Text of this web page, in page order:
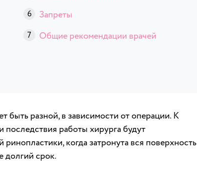
Запреты
Общие рекомендации врачей
быть разной, в зависимости от операции. К
работы хирурга будут
когда затронута вся поверхность
долгий срок.